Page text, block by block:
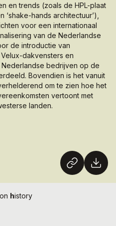
en trends (zoals de HPL-plaat
hands architectuur’),
voor een internationaal
van de Nederlandse
de introductie van
dakvensters en
bedrijven op de
Bovendien is het vanuit
om te zien hoe het
vertoont met
landen.
history